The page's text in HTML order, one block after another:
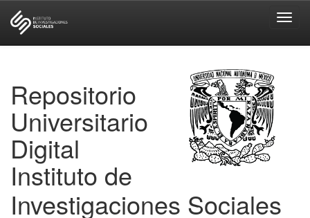
Repositorio
Universitario
Digital
Instituto de
Investigaciones Sociales